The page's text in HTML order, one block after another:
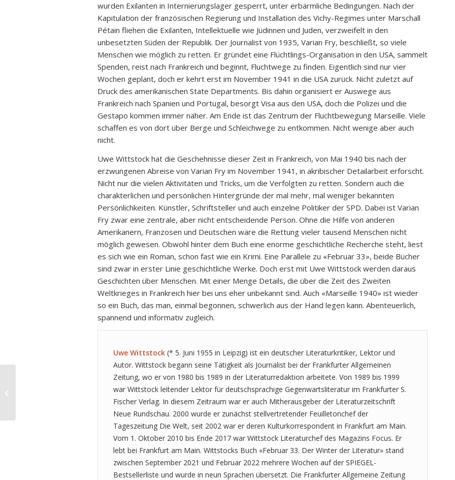
wurden Exilanten in Internierungslager gesperrt, unter erbärmliche Bedingungen. Nach der
Kapitulation der französischen Regierung und Installation des Vichy-Regimes unter Marschall
Pétain fliehen die Exilanten, Intellektuelle wie Jüdinnen und Juden, verzweifelt in den
unbesetzten Süden der Republik. Der Journalist von 1935, Varian Fry, beschließt, so viele
Menschen wie möglich zu retten. Er gründet eine Flüchtlings-Organisation in den USA, sammelt
Spenden, reist nach Frankreich und beginnt, Fluchtwege zu finden. Eigentlich sind nur vier
Wochen geplant, doch er kehrt erst im November 1941 in die USA zurück. Nicht zuletzt auf
Druck des amerikanischen State Departments. Bis dahin organisiert er Auswege aus
Frankreich nach Spanien und Portugal, besorgt Visa aus den USA, doch die Polizei und die
Gestapo kommen immer näher. Am Ende ist das Zentrum der Fluchtbewegung Marseille. Viele
schaffen es von dort über Berge und Schleichwege zu entkommen. Nicht wenige aber auch
nicht.
Uwe Wittstock hat die Geschehnisse dieser Zeit in Frankreich, von Mai 1940 bis nach der
erzwungenen Abreise von Varian Fry im November 1941, in akribischer Detailarbeit erforscht.
Nicht nur die vielen Aktivitäten und Tricks, um die Verfolgten zu retten. Sondern auch die
charakterlichen und persönlichen Hintergründe der mal mehr, mal weniger bekannten
Persönlichkeiten. Künstler, Schriftsteller und auch einzelne Politiker der SPD. Dabei ist Varian
Fry zwar eine zentrale, aber nicht entscheidende Person. Ohne die Hilfe von anderen
Amerikanern, Franzosen und Deutschen wäre die Rettung vieler tausend Menschen nicht
möglich gewesen. Obwohl hinter dem Buch eine enorme geschichtliche Recherche steht, liest
es sich wie ein Roman, schon fast wie ein Krimi. Eine Parallele zu «Februar 33», beide Bücher
sind zwar in erster Linie geschichtliche Werke. Doch erst mit Uwe Wittstock werden daraus
Geschichten über Menschen. Mit einer Menge Details, die über die Zeit des Zweiten
Weltkrieges in Frankreich hier bei uns eher unbekannt sind. Auch «Marseille 1940» ist wieder
so ein Buch, das man, einmal begonnen, schwerlich aus der Hand legen kann. Abenteuerlich,
spannend und informativ zugleich.
Uwe Wittstock (* 5. Juni 1955 in Leipzig) ist ein deutscher Literaturkritiker, Lektor und
Autor. Wittstock begann seine Tätigkeit als Journalist bei der Frankfurter Allgemeinen
Zeitung, wo er von 1980 bis 1989 in der Literaturredaktion arbeitete. Von 1989 bis 1999
war Wittstock leitender Lektor für deutschsprachige Gegenwartsliteratur im Frankfurter S.
Fischer Verlag. In diesem Zeitraum war er auch Mitherausgeber der Literaturzeitschrift
Neue Rundschau. 2000 wurde er zunächst stellvertretender Feuilletonchef der
Tageszeitung Die Welt, seit 2002 war er deren Kulturkorrespondent in Frankfurt am Main.
Vom 1. Oktober 2010 bis Ende 2017 war Wittstock Literaturchef des Magazins Focus. Er
lebt bei Frankfurt am Main. Wittstocks Buch «Februar 33. Der Winter der Literatur» stand
zwischen September 2021 und Februar 2022 mehrere Wochen auf der SPIEGEL-
Bestsellerliste und wurde in neun Sprachen übersetzt. Die Frankfurter Allgemeine Zeitung
Annette & Hauke Goos: Warum